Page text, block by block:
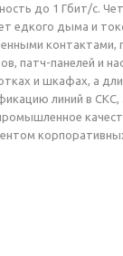
до 1 Гбит/с.
едкого дыма и
контактами,
патч-панелей и
и шкафах, а
линий в СКС,